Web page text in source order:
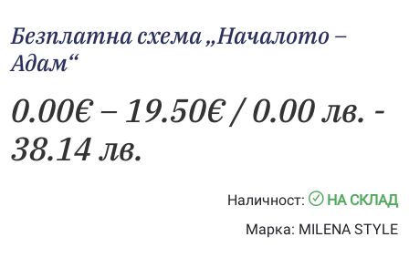
Безплатна схема „Началото –
Адам“
0.00€–19.50€Price
0.00€
through
/ 0.00 лв. -
38.14 лв.
Наличност:
НА СКЛАД
Марка: MILENA STYLE